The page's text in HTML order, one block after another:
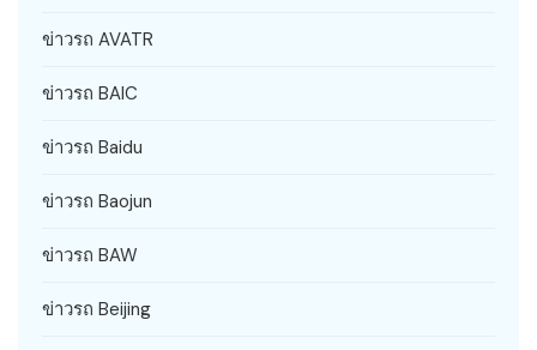
ข่าวรถ AVATR
ข่าวรถ BAIC
ข่าวรถ Baidu
ข่าวรถ Baojun
ข่าวรถ BAW
ข่าวรถ Beijing